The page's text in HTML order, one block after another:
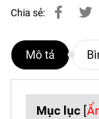
Chia sẻ:
Mô tả
Mục lục [